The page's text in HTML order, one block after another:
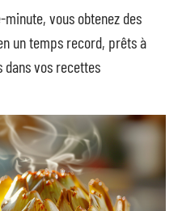
vous obtenez des
un temps record, prêts à
dans vos recettes